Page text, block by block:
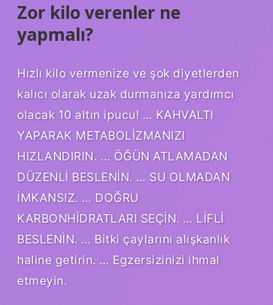
Zor kilo verenler ne
yapmalı?
Hızlı kilo vermenize ve şok diyetlerden
kalıcı olarak uzak durmanıza yardımcı
olacak 10 altın ipucu! … KAHVALTI
YAPARAK METABOLİZMANIZI
HIZLANDIRIN. … ÖĞÜN ATLAMADAN
DÜZENLİ BESLENİN. … SU OLMADAN
İMKANSIZ. … DOĞRU
KARBONHİDRATLARI SEÇİN. … LİFLİ
BESLENİN. … Bitki çaylarını alışkanlık
haline getirin. … Egzersizinizi ihmal
etmeyin.